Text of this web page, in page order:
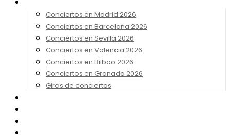
Conciertos en Madrid 2026
Conciertos en Barcelona 2026
Conciertos en Sevilla 2026
Conciertos en Valencia 2026
Conciertos en Bilbao 2026
Conciertos en Granada 2026
Giras de conciertos